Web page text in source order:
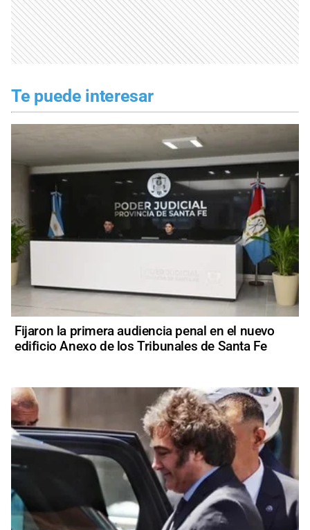
Te puede interesar
Fijaron la primera audiencia penal en el nuevo
edificio Anexo de los Tribunales de Santa Fe